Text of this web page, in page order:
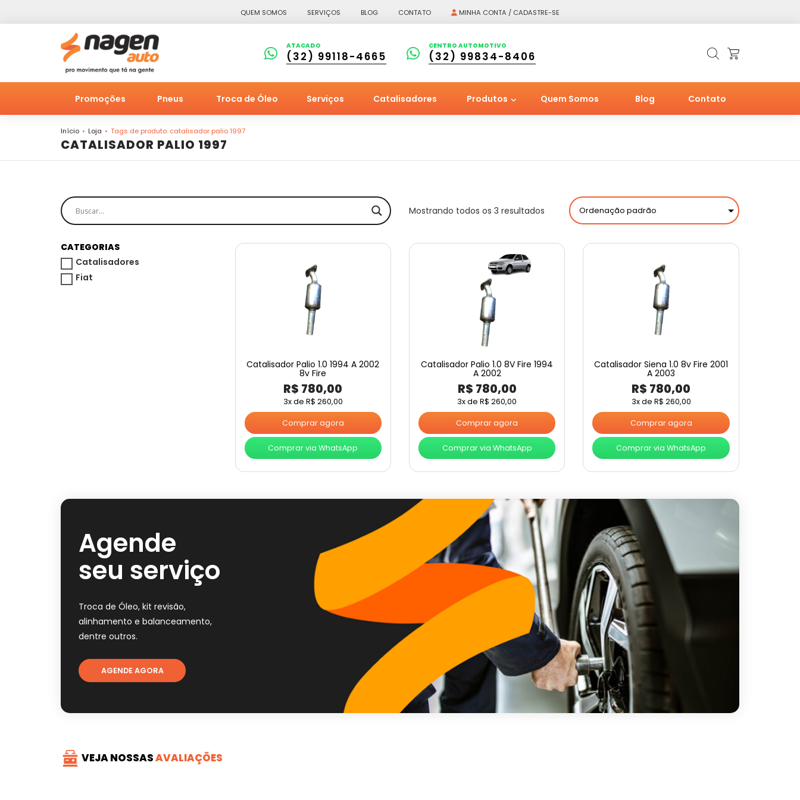
QUEM SOMOS SERVIÇOS BLOG CONTATO MINHA CONTA / CADASTRE-SE
ATACADO
(32) 99118-4665
CENTRO AUTOMOTIVO
(32) 99834-8406
Promoções Pneus Troca de Óleo Serviços Catalisadores Produtos Quem Somos Blog Contato
Início Loja Tags de produto: catalisador palio 1997
CATALISADOR PALIO 1997
Mostrando todos os 3 resultados
CATEGORIAS
Catalisadores
Fiat
Catalisador Palio 1.0 1994 A 2002
8v Fire
R$ 780,00
3x de R$ 260,00
Comprar agora
Comprar via WhatsApp
Catalisador Palio 1.0 8V Fire 1994
A 2002
R$ 780,00
3x deR$ 260,00
Comprar agora
Comprar via WhatsApp
Catalisador Siena 1.0 8v Fire 2001
A 2003
R$ 780,00
3x de R$ 260,00
Comprar agora
Comprar via WhatsApp
Agende
seu serviço
Troca de Óleo, kit revisão,
alinhamento e balanceamento,
dentre outros.
AGENDE AGORA
VEJA NOSSASAVALIAÇÕES